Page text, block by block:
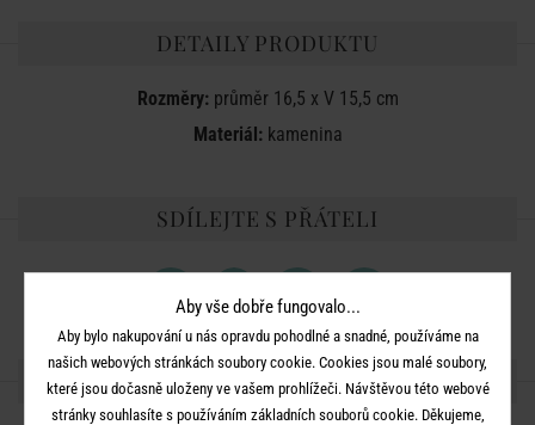
DETAILY PRODUKTU
Rozměry:průměr 16,5 x V 15,5 cm
Materiál:kamenina
SDÍLEJTE S PŘÁTELI
DALŠÍ PRODUKTY ZE SÉRIE
Aby vše dobře fungovalo...
Aby bylo nakupování u nás opravdu pohodlné a snadné, používáme na
našich webových stránkách soubory cookie. Cookies jsou malé soubory,
které jsou dočasně uloženy ve vašem prohlížeči. Návštěvou této webové
stránky souhlasíte s používáním základních souborů cookie. Děkujeme,